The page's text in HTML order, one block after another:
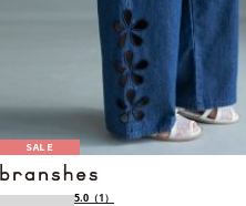
SALE
5.0 （1）